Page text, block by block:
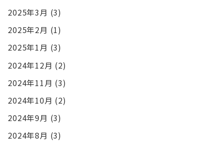
2025年3月 (3)
2025年2月 (1)
2025年1月 (3)
2024年12月 (2)
2024年11月 (3)
2024年10月 (2)
2024年9月 (3)
2024年8月 (3)